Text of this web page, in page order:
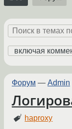
Форум — Admin
haproxy